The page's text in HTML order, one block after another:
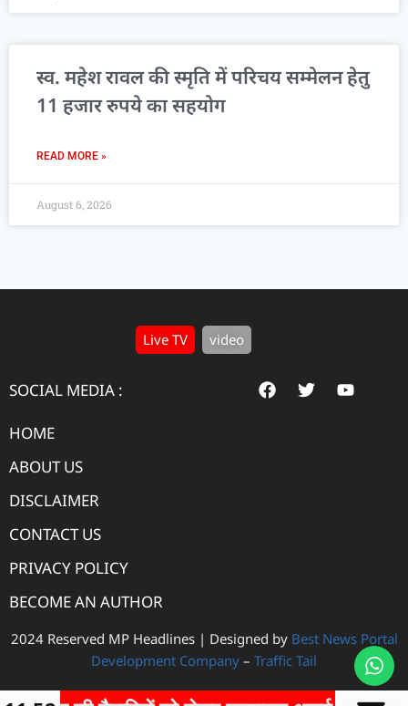
स्व. महेश रावल की स्मृति में परिचय सम्मेलन हेतु
11 हजार रुपये का सहयोग
READ MORE »
August 6, 2026
Live TV video
SOCIAL MEDIA :
HOME
ABOUT US
DISCLAIMER
CONTACT US
PRIVACY POLICY
BECOME AN AUTHOR
2024 Reserved MP Headlines | Designed by Best News Portal
Development Company – Traffic Tail